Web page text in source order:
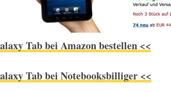
Tab bei Amazon bestellen <<
Tab bei Notebooksbilliger <<